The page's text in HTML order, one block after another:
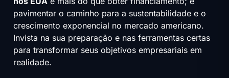
pavimentar o caminho para a sustentabilidade e o
crescimento exponencial no mercado americano.
Invista na sua preparação e nas ferramentas certas
para transformar seus objetivos empresariais em
realidade.